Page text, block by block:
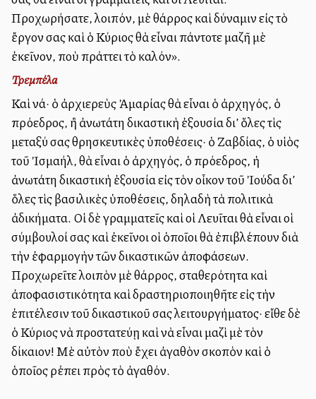
Προχωρήσατε, λοιπόν, μὲ θάρρος καὶ δύναμιν εἰς τὸ
ἔργον σας καὶ ὁ Κύριος θὰ εἶναι πάντοτε μαζῆ μὲ
ἐκεῖνον, ποὺ πράττει τὸ καλόν».
Τρεμπέλα
Καὶ νά· ὁ ἀρχιερεὺς Ἀμαρίας θὰ εἶναι ὁ ἀρχηγός, ὁ
πρόεδρος, ἢ ἀνωτάτη δικαστικὴ ἐξουσία δι’ ὅλες τὶς
μεταξύ σας θρησκευτικὲς ὑποθέσεις· ὁ Ζαβδίας, ὁ υἱὸς
τοῦ Ἰσμαήλ, θὰ εἶναι ὁ ἀρχηγός, ὁ πρόεδρος, ἡ
ἀνωτάτη δικαστικὴ ἐξουσία εἰς τὸν οἶκον τοῦ Ἰούδα δι’
ὅλες τὶς βασιλικὲς ὑποθέσεις, δηλαδὴ τὰ πολιτικὰ
ἀδικήματα. Οἱ δὲ γραμματεῖς καὶ οἱ Λευῖται θὰ εἶναι οἱ
σύμβουλοί σας καὶ ἐκεῖνοι οἱ ὁποῖοι θὰ ἐπιβλέπουν διὰ
τὴν ἐφαρμογὴν τῶν δικαστικῶν ἀποφάσεων.
Προχωρεῖτε λοιπὸν μὲ θάρρος, σταθερότητα καὶ
ἀποφασιστικότητα καὶ δραστηριοποιηθῆτε εἰς τὴν
ἐπιτέλεσιν τοῦ δικαστικοῦ σας λειτουργήματος· εἴθε δὲ
ὁ Κύριος νὰ προστατεύῃ καὶ νὰ εἶναι μαζὶ μὲ τὸν
δίκαιον! Μὲ αὐτὸν ποὺ ἔχει ἀγαθὸν σκοπὸν καὶ ὁ
ὁποῖος ρέπει πρὸς τὸ ἀγαθόν.